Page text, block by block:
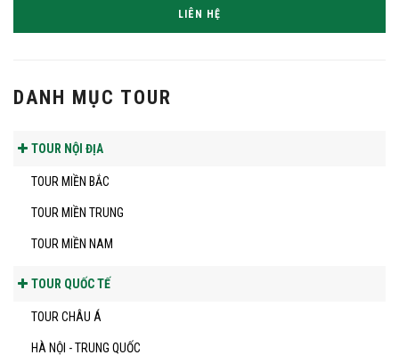
LIÊN HỆ
DANH MỤC TOUR
TOUR NỘI ĐỊA
TOUR MIỀN BẮC
TOUR MIỀN TRUNG
TOUR MIỀN NAM
TOUR QUỐC TẾ
TOUR CHÂU Á
HÀ NỘI - TRUNG QUỐC